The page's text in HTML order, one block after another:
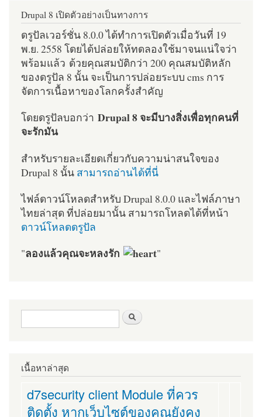
Drupal 8 เปิดตัวอย่างเป็นทางการ
ดรูปัลเวอร์ชั่น 8.0.0 ได้ทำการเปิดตัวเมื่อวันที่ 19
พ.ย. 2558 โดยได้ปล่อยให้ทดลองใช้มาจนแน่ใจว่า
พร้อมแล้ว ด้วยคุณสมบัติกว่า 200 คุณสมบัติหลัก
ของดรูปัล 8 นั้น จะเป็นการปล่อยระบบ cms การ
จัดการเนื้อหาของโลกครั้งสำคัญ
โดยดรูปัลบอกว่า Drupal 8 จะมีบางสิ่งเพื่อทุกคนที่
จะรักมัน
สำหรับรายละเอียดเกี่ยวกับความน่าสนใจของ
Drupal 8 นั้น สามารถอ่านได้ที่นี่
ไฟล์ดาวน์โหลดสำหรับ Drupal 8.0.0 และไฟล์ภาษา
ไทยล่าสุด ที่ปล่อยมานั้น สามารถโหลดได้ที่หน้า
ดาวน์โหลดดรูปัล
"ลองแล้วคุณจะหลงรัก "
ฟอร์มค้นหา
เนื้อหาล่าสุด
d7security client Module ที่ควร
ติดตั้ง หากเว็บไซต์ของคุณยังคง